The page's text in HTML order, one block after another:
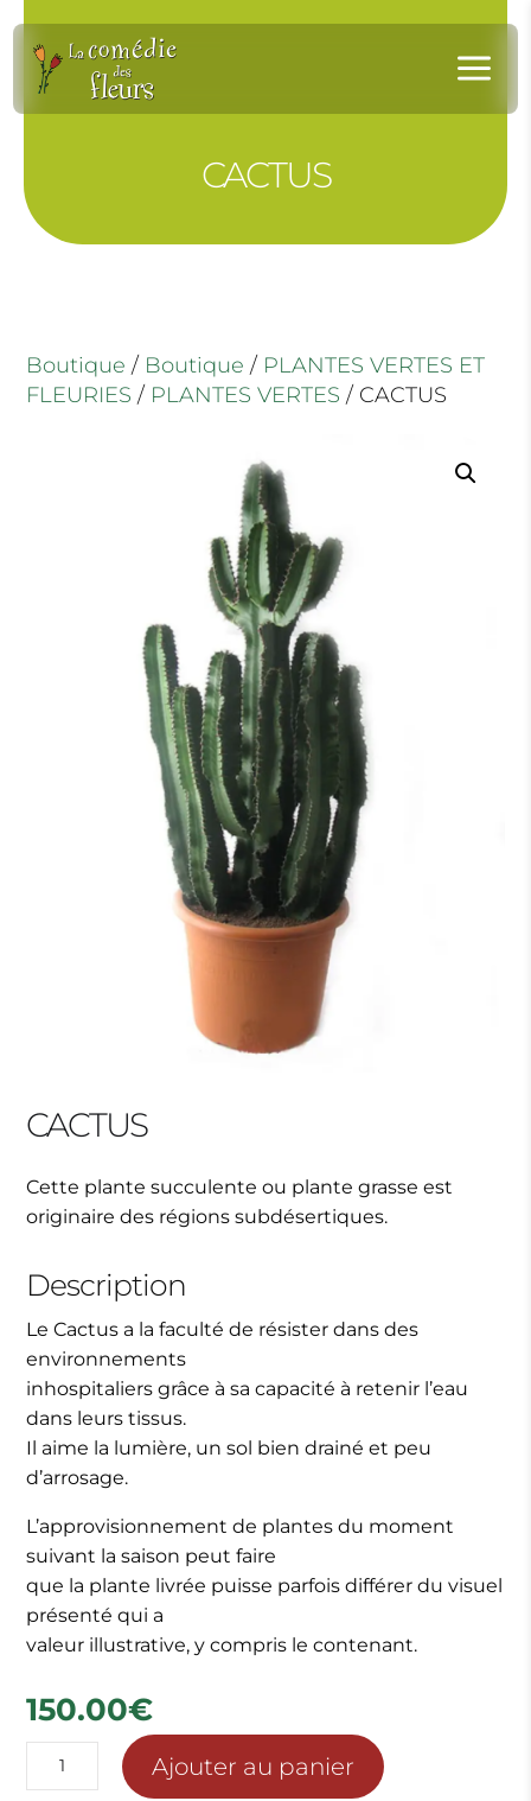
a
CACTUS
Boutique / Boutique / PLANTES VERTES ET
FLEURIES / PLANTES VERTES / CACTUS
CACTUS
Cette plante succulente ou plante grasse est
originaire des régions subdésertiques.
Description
Le Cactus a la faculté de résister dans des
environnements
inhospitaliers grâce à sa capacité à retenir l’eau
dans leurs tissus.
Il aime la lumière, un sol bien drainé et peu
d’arrosage.
L’approvisionnement de plantes du moment
suivant la saison peut faire
que la plante livrée puisse parfois différer du visuel
présenté qui a
valeur illustrative, y compris le contenant.
150.00€
quantité
de
Ajouter au panier